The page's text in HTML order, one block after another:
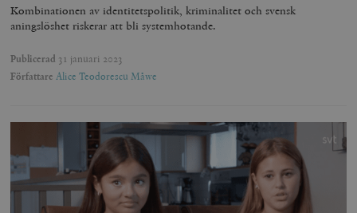
Kombinationen av identitetspolitik, kriminalitet och svensk
aningslöshet riskerar att bli systemhotande.
Publicerad 31 januari 2023
Författare Alice Teodorescu Måwe